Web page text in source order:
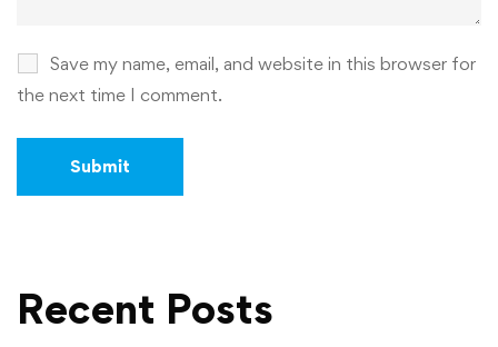
Save my name, email, and website in this browser for
the next time I comment.
Recent Posts